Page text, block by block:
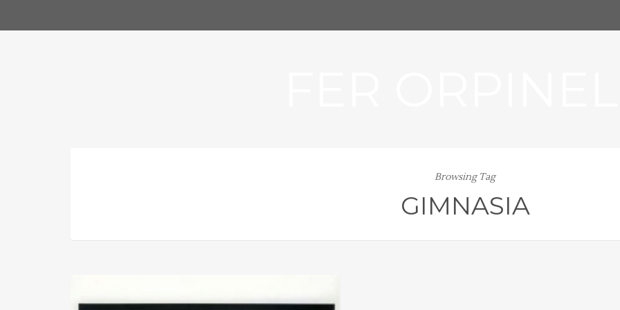
Browsing Tag
GIMNASIA